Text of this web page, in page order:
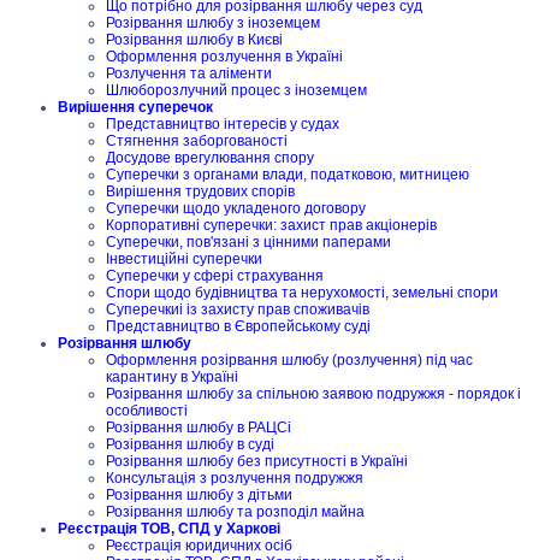
Що потрібно для розірвання шлюбу через суд
Розірвання шлюбу з іноземцем
Розірвання шлюбу в Києві
Оформлення розлучення в Україні
Розлучення та аліменти
Шлюборозлучний процес з іноземцем
Вирішення суперечок
Представництво інтересів у судах
Стягнення заборгованості
Досудове врегулювання спору
Суперечки з органами влади, податковою, митницею
Вирішення трудових спорів
Суперечки щодо укладеного договору
Корпоративні суперечки: захист прав акціонерів
Суперечки, пов'язані з цінними паперами
Інвестиційні суперечки
Суперечки у сфері страхування
Спори щодо будівництва та нерухомості, земельні спори
Суперечкиі із захисту прав споживачів
Представництво в Європейському суді
Розірвання шлюбу
Оформлення розірвання шлюбу (розлучення) під час
карантину в Україні
Розірвання шлюбу за спільною заявою подружжя - порядок і
особливості
Розірвання шлюбу в РАЦСі
Розірвання шлюбу в суді
Розірвання шлюбу без присутності в Україні
Консультація з розлучення подружжя
Розірвання шлюбу з дітьми
Розірвання шлюбу та розподіл майна
Реєстрація ТОВ, СПД у Харкові
Реєстрація юридичних осіб